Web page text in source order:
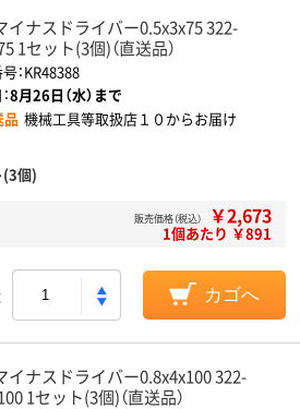
イナスドライバー0.5x3x75 322-
1セット(3個)（直送品）
：KR48388
8月26日（水）まで
品 機械工具等取扱店１０からお届け
(3個)
販売価格（税込） ￥2,673
1個あたり ￥891
カゴへ
イナスドライバー0.8x4x100 322-
1セット(3個)（直送品）